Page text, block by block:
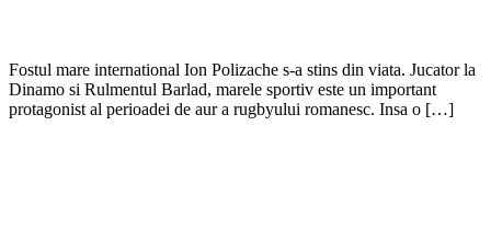
Fostul mare international Ion Polizache s-a stins din viata. Jucator la
Dinamo si Rulmentul Barlad, marele sportiv este un important
protagonist al perioadei de aur a rugbyului romanesc. Insa o […]